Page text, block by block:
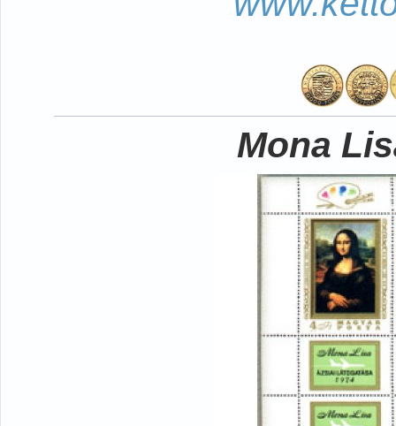
Mona